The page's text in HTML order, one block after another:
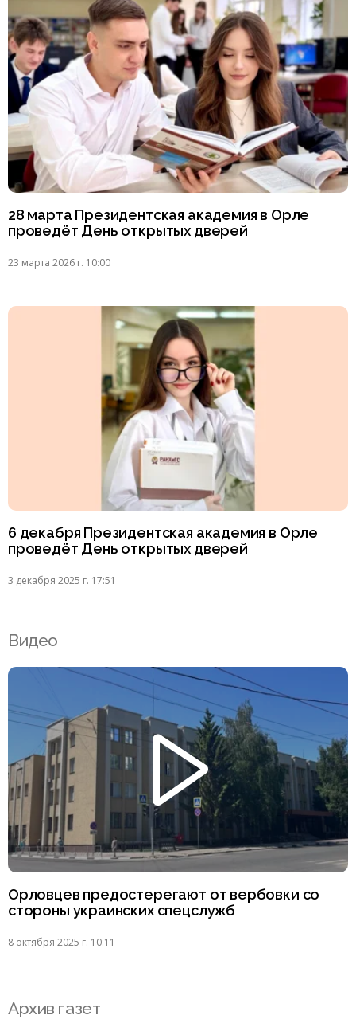
28 марта Президентская академия в Орле
проведёт День открытых дверей
23 марта 2026 г. 10:00
6 декабря Президентская академия в Орле
проведёт День открытых дверей
3 декабря 2025 г. 17:51
Видео
Орловцев предостерегают от вербовки со
стороны украинских спецслужб
8 октября 2025 г. 10:11
Архив газет